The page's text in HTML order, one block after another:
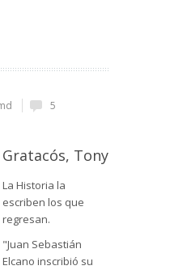
5
Gratacós, Tony
La Historia la
escriben los que
regresan.
"Juan Sebastián
Elcano inscribió su